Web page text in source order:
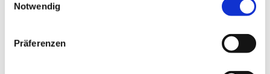
Notwendig
PräferenzenDies könnte Sie auch